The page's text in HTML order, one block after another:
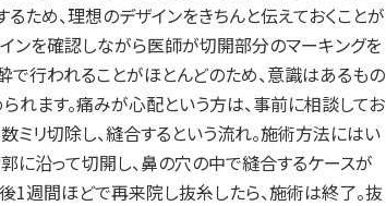
ため、理想のデザインをきちんと伝えておくことが
ンを確認しながら医師が切開部分のマーキングを
行われることがほとんどのため、意識はあるもの
ます。痛みが心配という方は、事前に相談してお
ミリ切除し、縫合するという流れ。施術方法にはい
に沿って切開し、鼻の穴の中で縫合するケースが
後1週間ほどで再来院し抜糸したら、施術は終了。抜